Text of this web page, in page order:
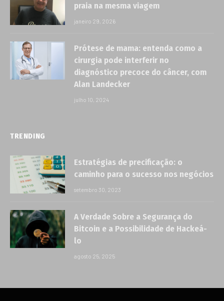
praia na mesma viagem
janeiro 29, 2026
Prótese de mama: entenda como a
cirurgia pode interferir no
diagnóstico precoce do câncer, com
Alan Landecker
julho 10, 2024
TRENDING
Estratégias de precificação: o
caminho para o sucesso nos negócios
setembro 30, 2023
A Verdade Sobre a Segurança do
Bitcoin e a Possibilidade de Hackeá-
lo
agosto 25, 2025